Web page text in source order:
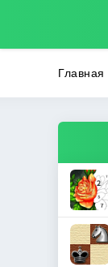
Главная